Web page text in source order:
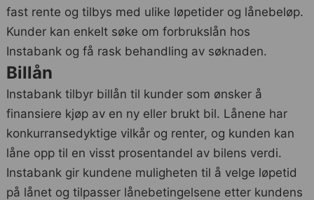
fast rente og tilbys med ulike løpetider og lånebeløp.
Kunder kan enkelt søke om forbrukslån hos
Instabank og få rask behandling av søknaden.
Billån
Instabank tilbyr billån til kunder som ønsker å
finansiere kjøp av en ny eller brukt bil. Lånene har
konkurransedyktige vilkår og renter, og kunden kan
låne opp til en visst prosentandel av bilens verdi.
Instabank gir kundene muligheten til å velge løpetid
på lånet og tilpasser lånebetingelsene etter kundens